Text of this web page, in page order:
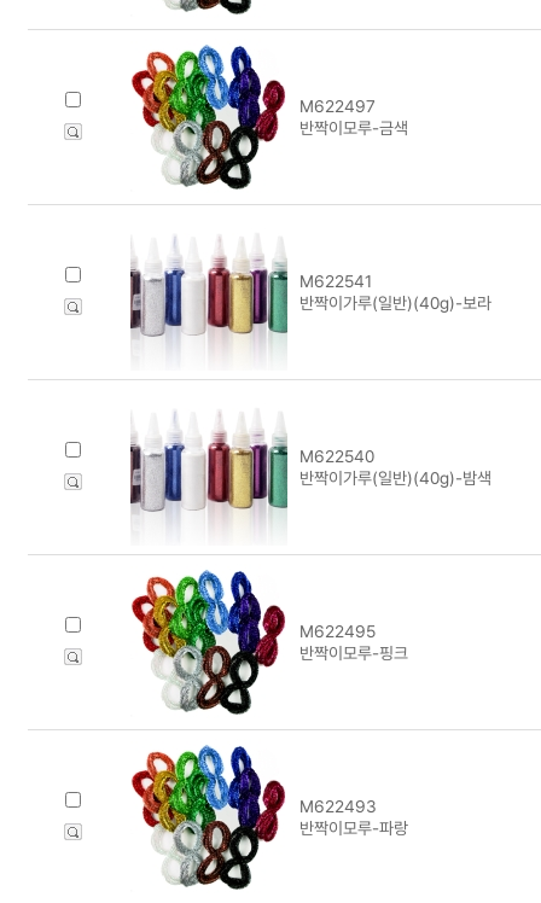
M622497
반짝이모루-금색
M622541
반짝이가루(일반)(40g)-보라
M622540
반짝이가루(일반)(40g)-밤색
M622495
반짝이모루-핑크
M622493
반짝이모루-파랑